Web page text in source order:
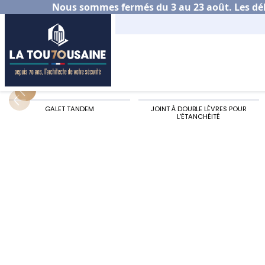
Nous sommes fermés du 3 au 23 août. Les
Accueil Habitat
GALET TANDEM
JOINT À DOUBLE LÈVRES POUR
L'ÉTANCHÉITÉ